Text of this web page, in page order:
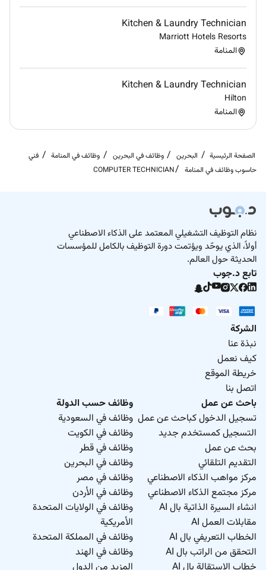
Kitchen & Laundry Technician
Marriott Hotels Resorts
المنامة
Kitchen & Laundry Technician
Hilton
المنامة
الصفحة الرئيسية البحرين وظائف في البحرين وظائف في المنامة
فني
حاسوب وظائف في المنامة
COMPUTER TECHNICIAN
نظام التوظيف التشغيلي المعتمد على الذكاء الاصطناعي
أولاً، الذي يوحّد ويؤتمت دورة التوظيف بالكامل للمؤسسات
الحديثة حول العالم.
تابع د.جوب
الشركة
نبذة عنا
كيف نعمل
خريطة الموقع
اتصل بنا
باحث عن عمل
تسجيل الدخول كباحث عن عمل
التسجيل كمستخدم جديد
بحث عن عمل
التقديم التلقائي
مركز مواهب الذكاء الاصطناعي
مركز مجتمع الذكاء الاصطناعي
انشاء السيرة الذاتية بال AI
مقابلات العمل AI
الخطاب التعريفي بال AI
التحقق من الراتب بال AI
وظائف حسب الدولة
وظائف في السعودية
وظائف في الكويت
وظائف في قطر
وظائف في البحرين
وظائف في مصر
وظائف في الأردن
وظائف في الولايات المتحدة
الأمريكية
وظائف في المملكة المتحدة
وظائف في الهند